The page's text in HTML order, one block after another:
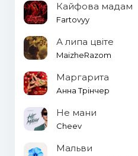
Кайфова мадам
Fartovyy
А липа цвіте
MaizheRazom
Маргарита
Анна Трінчер
Не мани
Cheev
Мальви